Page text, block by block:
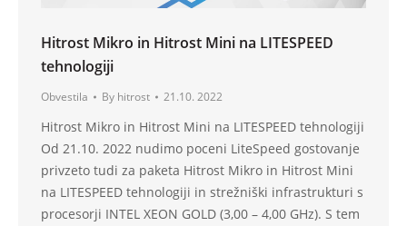
Hitrost Mikro in Hitrost Mini na LITESPEED
tehnologiji
Obvestila By hitrost 21.10. 2022
Hitrost Mikro in Hitrost Mini na LITESPEED tehnologiji
Od 21.10. 2022 nudimo poceni LiteSpeed gostovanje
privzeto tudi za paketa Hitrost Mikro in Hitrost Mini
na LITESPEED tehnologiji in strežniški infrastrukturi s
procesorji INTEL XEON GOLD (3,00 – 4,00 GHz). S tem